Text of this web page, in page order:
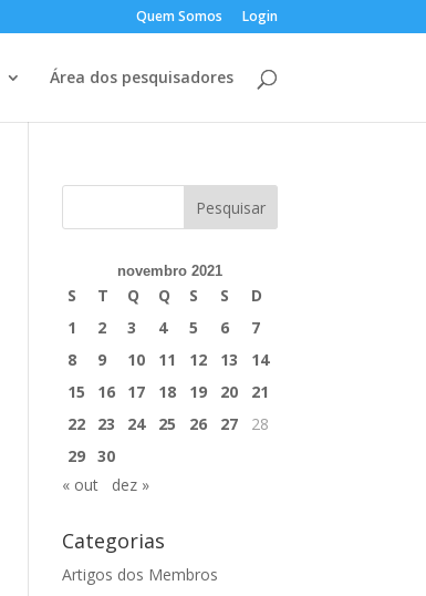
Quem Somos Login
Área dos pesquisadores
novembro 2021
S T Q Q S S
D
1
2 3 4 5 6
7
8
9 10 11 12 13
14
15
16 17 18 19 20
21
22
23 24 25 26 27
28
29 30
« out
dez »
Categorias
Artigos dos Membros